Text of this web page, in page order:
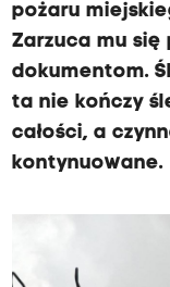
pożaru
Zarzuca mu
dokumentom.
ta nie kończy
całości, a
kontynuowane.